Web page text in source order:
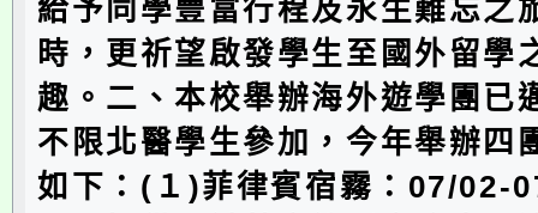
給予同學豐富行程及永生難忘之
時，更祈望啟發學生至國外留學
趣。二、本校舉辦海外遊學團已
不限北醫學生參加，今年舉辦四
如下：(１)菲律賓宿霧：07/02-